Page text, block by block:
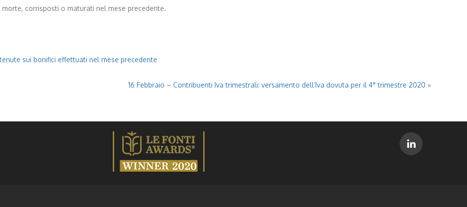
corrisposti o maturati nel mese precedente.
sui bonifici effettuati nel mese precedente
16 Febbraio – Contribuenti Iva trimestrali: versamento dell’Iva dovuta per il 4° trimestre 2020 »